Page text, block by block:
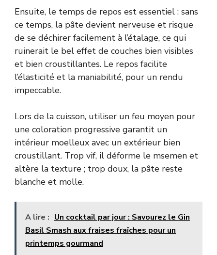
Ensuite, le temps de repos est essentiel : sans
ce temps, la pâte devient nerveuse et risque
de se déchirer facilement à l’étalage, ce qui
ruinerait le bel effet de couches bien visibles
et bien croustillantes. Le repos facilite
l’élasticité et la maniabilité, pour un rendu
impeccable.
Lors de la cuisson, utiliser un feu moyen pour
une coloration progressive garantit un
intérieur moelleux avec un extérieur bien
croustillant. Trop vif, il déforme le msemen et
altère la texture ; trop doux, la pâte reste
blanche et molle.
A lire : Un cocktail par jour : Savourez le Gin
Basil Smash aux fraises fraîches pour un
printemps gourmand